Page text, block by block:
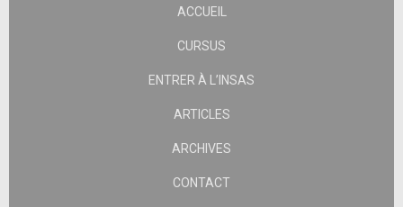
ACCUEIL
CURSUS
ENTRER À L’INSAS
ARTICLES
ARCHIVES
CONTACT